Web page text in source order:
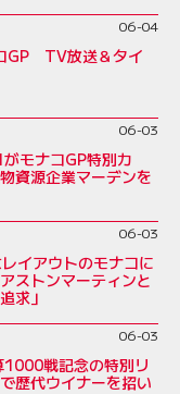
06-04
GP TV放送＆タイ
06-03
モナコGP特別カ
資源企業マーデンを
06-03
イアウトのモナコに
ストンマーティンと
求」
06-03
戦記念の特別リ
歴代ウイナーを招い